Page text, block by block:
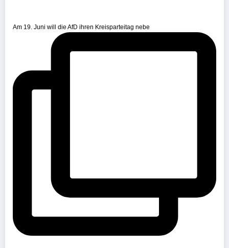
Am 19. Juni will die AfD ihren Kreisparteitag nebe